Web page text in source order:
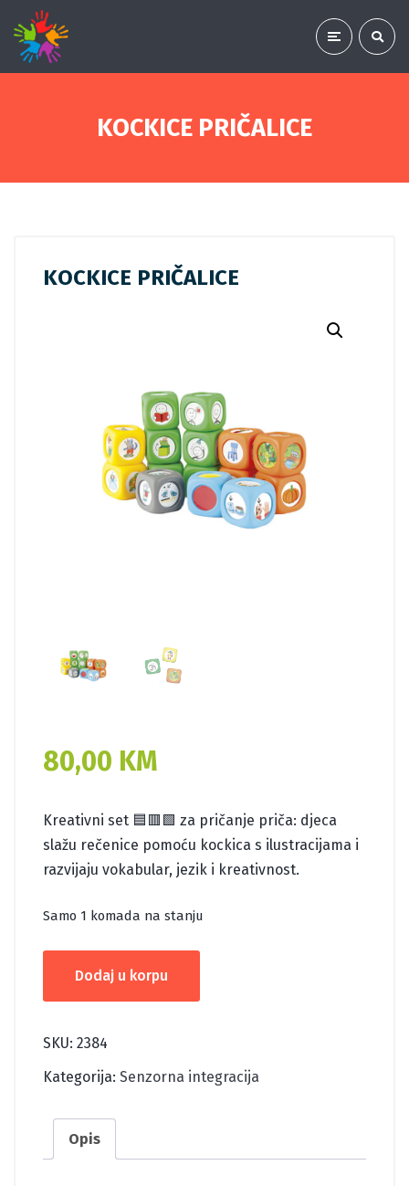
KOCKICE PRIČALICE
KOCKICE PRIČALICE
80,00 KM
Kreativni set 🟦🟥🟩 za pričanje priča: djeca
slažu rečenice pomoću kockica s ilustracijama i
razvijaju vokabular, jezik i kreativnost.
Samo 1 komada na stanju
PRIČALICE
Dodaj u korpu
SKU: 2384
Kategorija: Senzorna integracija
Opis